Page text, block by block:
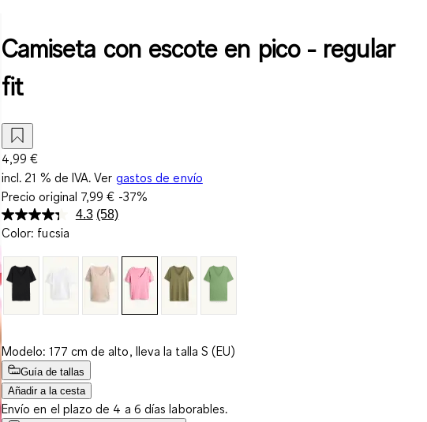
Camiseta con escote en pico - regular
fit
4,99 €
incl. 21 % de IVA. Ver gastos de envío
Precio original 7,99 € -37%
4.3 Lea
Enlace
en
misma
(58)
Color: fucsia
Modelo: 177 cm de alto, lleva la talla S (EU)
Guía de tallas
Añadir a la cesta
Envío en el plazo de 4 a 6 días laborables.